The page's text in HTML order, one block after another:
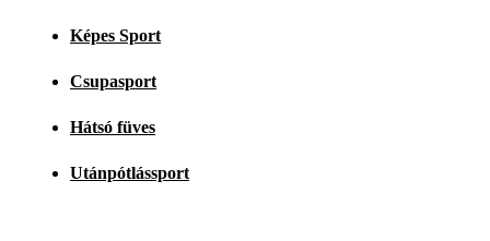
Képes Sport
Csupasport
Hátsó füves
Utánpótlássport